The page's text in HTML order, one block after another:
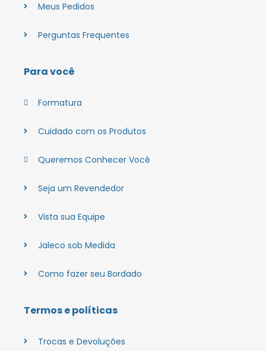
Meus Pedidos
Perguntas Frequentes
Para você
Formatura
Cuidado com os Produtos
Queremos Conhecer Você
Seja um Revendedor
Vista sua Equipe
Jaleco sob Medida
Como fazer seu Bordado
Termos e políticas
Trocas e Devoluções